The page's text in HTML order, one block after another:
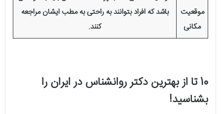
موقعیت
مکانی
باشد که افراد بتوانند به راحتی به مطب ایشان مراجعه
کنند.
10 تا از بهترین دکتر روانشناس در ایران را
بشناسید!